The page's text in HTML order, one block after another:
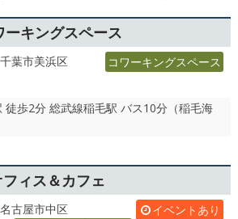
キングスペース
葉市美浜区 コワーキングスペース
徒歩2分 総武線稲毛駅 バス10分（稲毛海
ィス＆カフェ
古屋市中区
イベントあり